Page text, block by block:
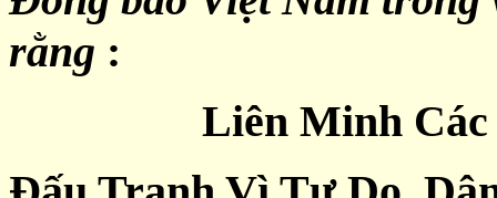
rằng :
Liên Minh